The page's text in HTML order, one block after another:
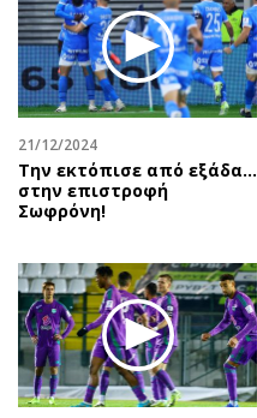
21/12/2024
Την εκτόπισε από εξάδα…
στην επιστροφή
Σωφρόνη!